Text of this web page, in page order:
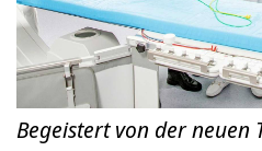
Begeistert von der neuen